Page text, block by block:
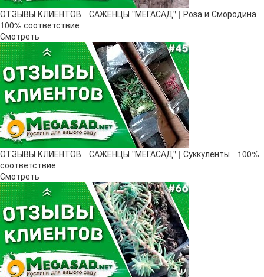
ОТЗЫВЫ КЛИЕНТОВ - САЖЕНЦЫ "МЕГАСАД" | Роза и Смородина
100% соответствие
Смотреть
ОТЗЫВЫ КЛИЕНТОВ - САЖЕНЦЫ "МЕГАСАД" | Суккуленты - 100%
соответствие
Смотреть